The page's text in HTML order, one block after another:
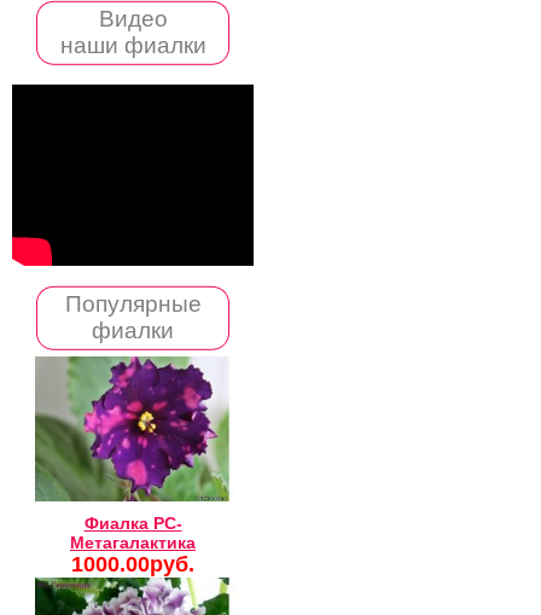
Видео
наши фиалки
Популярные
фиалки
Фиалка РС-
Метагалактика
1000.00руб.